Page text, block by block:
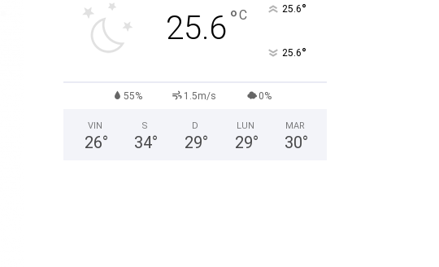
25.6°C 25.6°
25.6°
55% 1.5m/s 0%
VIN
26°
S
34°
D
29°
LUN
29°
MAR
30°